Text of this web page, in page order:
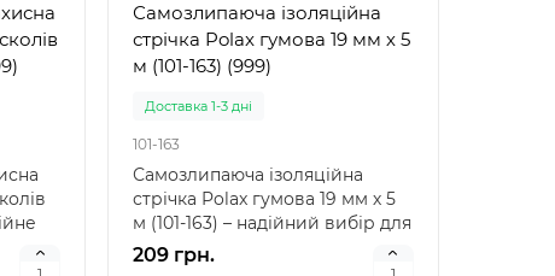
Самозлипаюча ізоляційна
стрічка Polax гумова 19 мм х 5
м (101-163) (999)
Доставка 1-3 дні
101-163
Самозлипаюча ізоляційна
стрічка Polax гумова 19 мм х 5
м (101-163) – надійний вибір для
спеціальних ..
209 грн.